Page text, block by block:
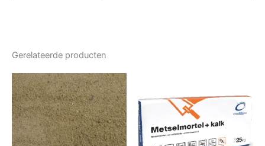
Gerelateerde producten